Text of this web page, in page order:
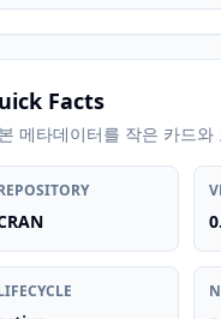
Facts
메타데이터를 작은 카드